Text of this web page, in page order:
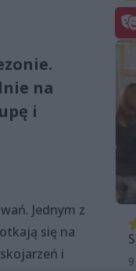
na
i
Jednym z
się na
i